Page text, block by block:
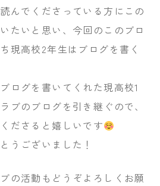
んでくださっている方にこの
たいと思い、今回のこのブロ
現高校2年生はブログを書く
ログを書いてくれた現高校1
ブのブログを引き継ぐので、
ださると嬉しいです
うございました！
の活動もどうぞよろしくお願